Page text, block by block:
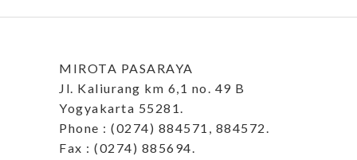
MIROTA PASARAYA
Jl. Kaliurang km 6,1 no. 49 B
Yogyakarta 55281.
Phone : (0274) 884571, 884572.
Fax : (0274) 885694.